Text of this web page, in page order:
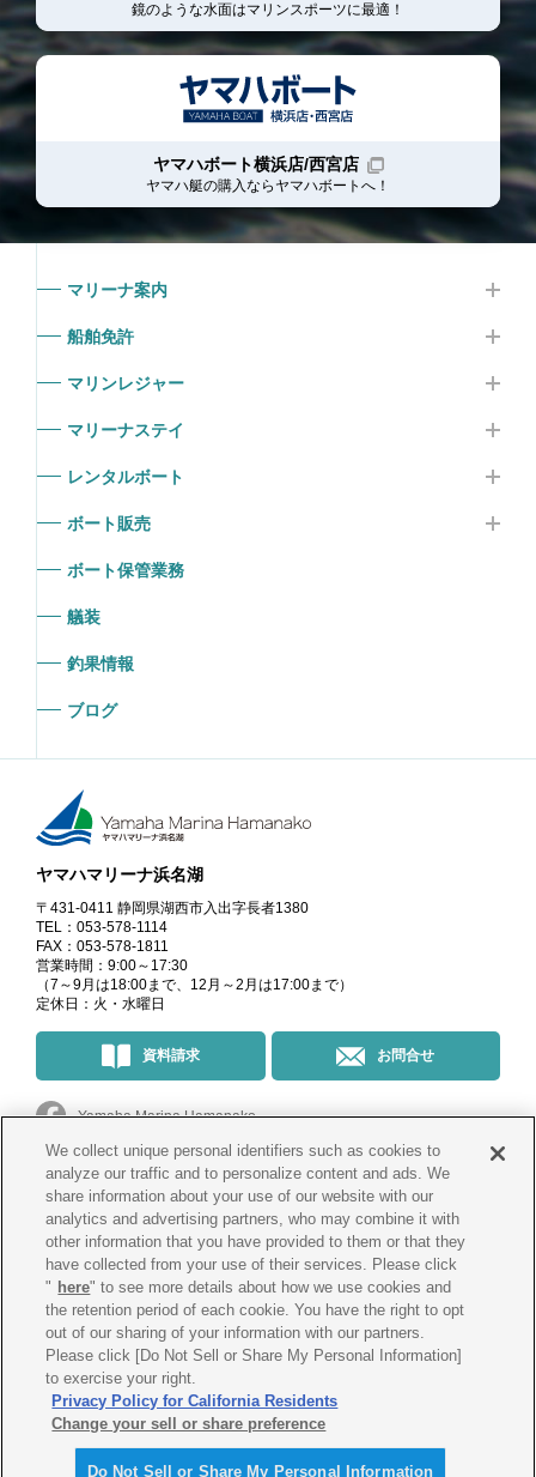
鏡のような水面はマリンスポーツに最適！
ヤマハボート横浜店/西宮店
ヤマハ艇の購入ならヤマハボート へ！
マリーナ案内
船舶免許
マリンレジャー
マリーナステイ
レンタルボート
ボート販売
ボート保管業務
艤装
釣果情報
ブログ
ヤマハマリーナ浜名湖
〒431-0411 静岡県湖西市入出字長者1380
TEL：053-578-1114
FAX：053-578-1811
営業時間：9:00～17:30
（7～9月は18:00まで、12月～2月は17:00まで）
定休日：火・水曜日
資料請求 お問合せ
Yamaha Marina Hamanako
マリーナ・イベント情報＠yamahamarinahamanako
釣果情報@yamahamarina_hamanako
会社概要 プライバシーポリシー
Cookieポリシー 古物営業法に基づく表示
We collect unique personal identifiers such as cookies to
analyze our traffic and to personalize content and ads. We
share information about your use of our website with our
analytics and advertising partners, who may combine it with
other information that you have provided to them or that they
have collected from your use of their services. Please click
" here" to see more details about how we use cookies and
the retention period of each cookie. You have the right to opt
out of our sharing of your information with our partners.
Please click [Do Not Sell or Share My Personal Information]
to exercise your right.
Privacy Policy for California Residents
Change your sell or share preference
Do Not Sell or Share My Personal Information